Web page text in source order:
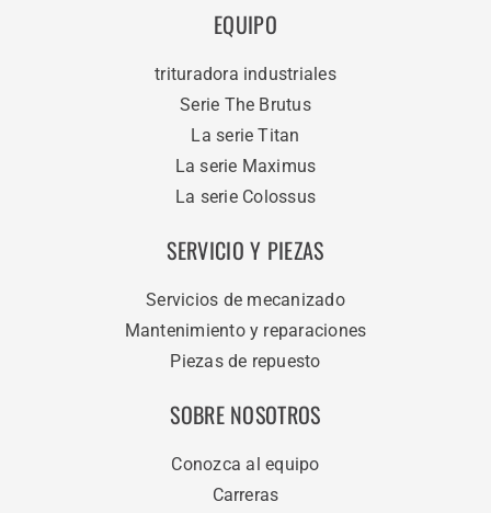
EQUIPO
trituradora industriales
Serie The Brutus
La serie Titan
La serie Maximus
La serie Colossus
SERVICIO Y PIEZAS
Servicios de mecanizado
Mantenimiento y reparaciones
Piezas de repuesto
SOBRE NOSOTROS
Conozca al equipo
Carreras